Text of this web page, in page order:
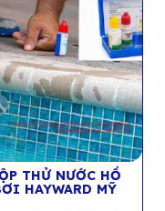
THỬ NƯỚC HỒ
HAYWARD MỸ